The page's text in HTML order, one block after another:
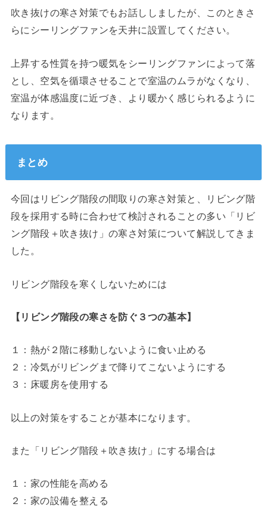
吹き抜けの寒さ対策でもお話ししましたが、このときさ
らにシーリングファンを天井に設置してください。
上昇する性質を持つ暖気をシーリングファンによって落
とし、空気を循環させることで室温のムラがなくなり、
室温が体感温度に近づき、より暖かく感じられるように
なります。
まとめ
今回はリビング階段の間取りの寒さ対策と、リビング階
段を採用する時に合わせて検討されることの多い「リビ
ング階段＋吹き抜け」の寒さ対策について解説してきま
した。
リビング階段を寒くしないためには
【リビング階段の寒さを防ぐ３つの基本】
１：熱が２階に移動しないように食い止める
２：冷気がリビングまで降りてこないようにする
３：床暖房を使用する
以上の対策をすることが基本になります。
また「リビング階段＋吹き抜け」にする場合は
１：家の性能を高める
２：家の設備を整える